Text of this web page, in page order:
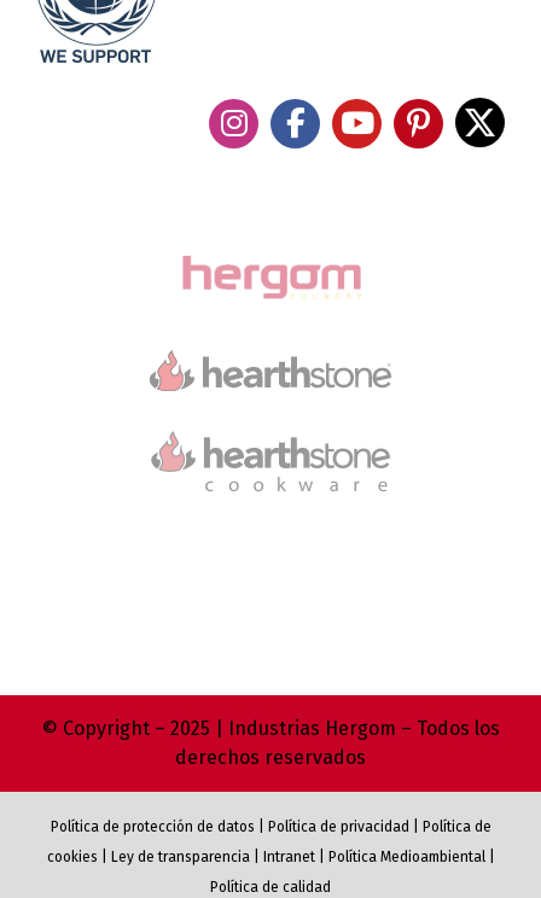
© Copyright – 2025 | Industrias Hergom – Todos los
derechos reservados
Política de protección de datos Política de privacidad
Política de
cookies
Ley de transparencia| Intranet| Política Medioambiental|
Política de calidad